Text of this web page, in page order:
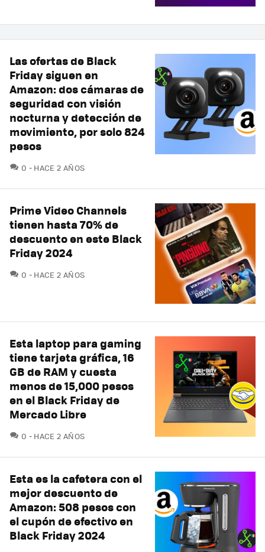
Las ofertas de Black
Friday siguen en
Amazon: dos cámaras de
seguridad con visión
nocturna y detección de
movimiento, por solo 824
pesos
0 COMENTARIOS
HACE 2 AÑOS
Prime Video Channels
tienen hasta 70% de
descuento en este Black
Friday 2024
0 COMENTARIOS
HACE 2 AÑOS
Esta laptop para gaming
tiene tarjeta gráfica, 16
GB de RAM y cuesta
menos de 15,000 pesos
en el Black Friday de
Mercado Libre
0 COMENTARIOS
HACE 2 AÑOS
Esta es la cafetera con el
mejor descuento de
Amazon: 508 pesos con
el cupón de efectivo en
Black Friday 2024